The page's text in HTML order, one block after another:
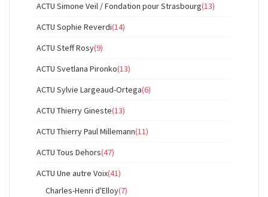
ACTU Simone Veil / Fondation pour Strasbourg(13)
ACTU Sophie Reverdi(14)
ACTU Steff Rosy(9)
ACTU Svetlana Pironko(13)
ACTU Sylvie Largeaud-Ortega(6)
ACTU Thierry Gineste(13)
ACTU Thierry Paul Millemann(11)
ACTU Tous Dehors(47)
ACTU Une autre Voix(41)
Charles-Henri d'Elloy(7)